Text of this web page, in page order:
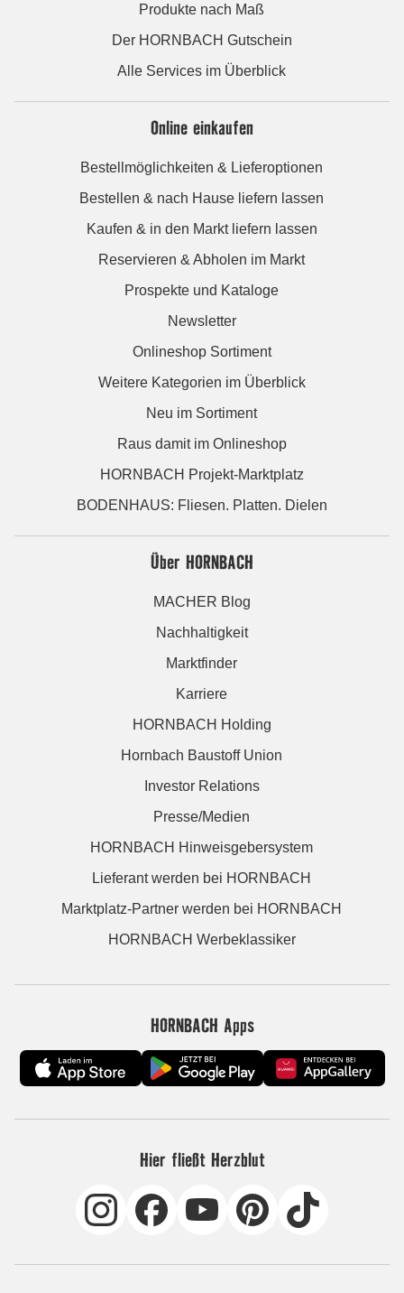
Produkte nach Maß
Der HORNBACH Gutschein
Alle Services im Überblick
Online einkaufen
Bestellmöglichkeiten & Lieferoptionen
Bestellen & nach Hause liefern lassen
Kaufen & in den Markt liefern lassen
Reservieren & Abholen im Markt
Prospekte und Kataloge
Newsletter
Onlineshop Sortiment
Weitere Kategorien im Überblick
Neu im Sortiment
Raus damit im Onlineshop
HORNBACH Projekt-Marktplatz
BODENHAUS: Fliesen. Platten. Dielen
Über HORNBACH
MACHER Blog
Nachhaltigkeit
Marktfinder
Karriere
HORNBACH Holding
Hornbach Baustoff Union
Investor Relations
Presse/Medien
HORNBACH Hinweisgebersystem
Lieferant werden bei HORNBACH
Marktplatz-Partner werden bei HORNBACH
HORNBACH Werbeklassiker
HORNBACH Apps
Hier fließt Herzblut